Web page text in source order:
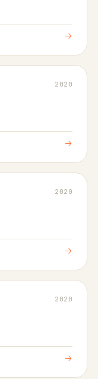
2020
2020
2020